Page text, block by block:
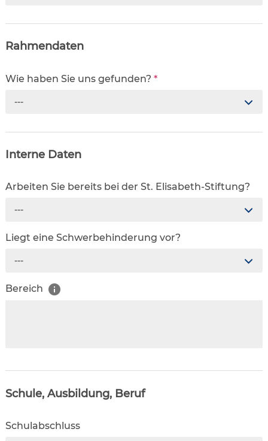
Rahmendaten
Wie haben Sie uns gefunden? *
---
Interne Daten
Arbeiten Sie bereits bei der St. Elisabeth-Stiftung?
---
Liegt eine Schwerbehinderung vor?
---
Bereich
Schule, Ausbildung, Beruf
Schulabschluss